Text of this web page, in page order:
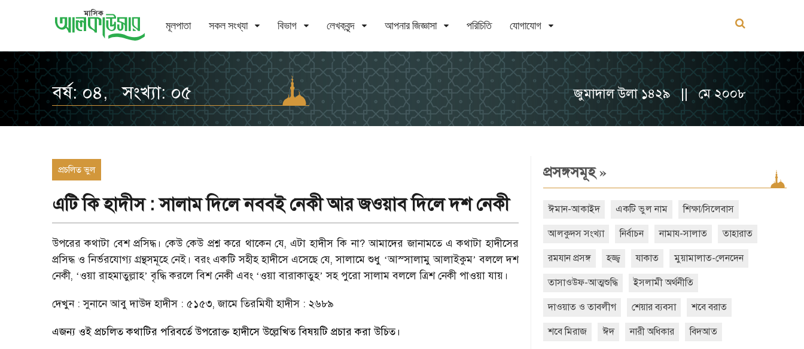
মূলপাতা সকল সংখ্যা বিভাগ লেখকবৃন্দ আপনার জিজ্ঞাসা পরিচিতি যোগাযোগ
বর্ষ: ০৪, সংখ্যা: ০৫ জুমাদাল উলা ১৪২৯ || মে ২০০৮
প্রচলিত ভুল
এটি কি হাদীস : সালাম দিলে নববই নেকী আর জওয়াব দিলে দশ নেকী
উপরের কথাটা বেশ প্রসিদ্ধ। কেউ কেউ প্রশ্ন করে থাকেন যে, এটা হাদীস কি না? আমাদের জানামতে এ কথাটা হাদীসের
প্রসিদ্ধ ও নির্ভরযোগ্য গ্রন্থসমূহে নেই। বরং একটি সহীহ হাদীসে এসেছে যে, সালামে শুধু ‘আস্সালামু আলাইকুম’ বললে দশ
নেকী, ‘ওয়া রাহমাতুল্লাহ’ বৃদ্ধি করলে বিশ নেকী এবং ‘ওয়া বারাকাতুহ’ সহ পুরো সালাম বললে ত্রিশ নেকী পাওয়া যায়।
দেখুন : সুনানে আবু দাউদ হাদীস : ৫১৫৩, জামে তিরমিযী হাদীস : ২৬৮৯
এজন্য ওই প্রচলিত কথাটির পরিবর্তে উপরোক্ত হাদীসে উল্লেখিত বিষয়টি প্রচার করা উচিত।
প্রসঙ্গসমূহ»
ঈমান-আকাইদ একটি ভুল নাম শিক্ষা/সিলেবাস
আলকুদস সংখ্যা নির্বাচন নামায-সালাত তাহারাত
রমযান প্রসঙ্গ হজ্জ্ব যাকাত মুয়ামালাত-লেনদেন
তাসাওউফ-আত্মশুদ্ধি ইসলামী অর্থনীতি
দাওয়াত ও তাবলীগ শেয়ার ব্যবসা শবে বরাত
শবে মিরাজ ঈদ নারী অধিকার বিদআত